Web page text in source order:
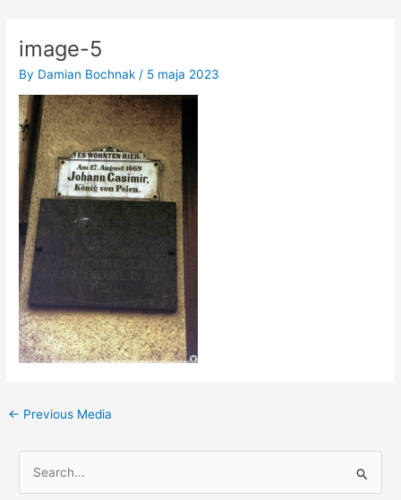
contentimage-5
By Damian Bochnak / 5 maja 2023
← Previous Media